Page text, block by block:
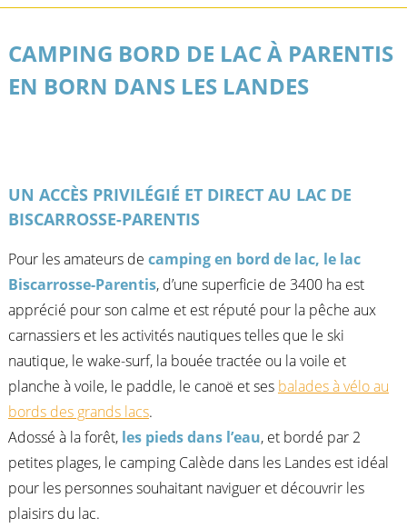
CAMPING BORD DE LAC À PARENTIS
EN BORN DANS LES LANDES
UN ACCÈS PRIVILÉGIÉ ET DIRECT AU LAC DE
BISCARROSSE-PARENTIS
Pour les amateurs de camping en bord de lac, le lac
Biscarrosse-Parentis, d’une superficie de 3400 ha est
apprécié pour son calme et est réputé pour la pêche aux
carnassiers et les activités nautiques telles que le ski
nautique, le wake-surf, la bouée tractée ou la voile et
planche à voile, le paddle, le canoë et ses balades à vélo au
bords des grands lacs.
Adossé à la forêt, les pieds dans l’eau, et bordé par 2
petites plages, le camping Calède dans les Landes est idéal
pour les personnes souhaitant naviguer et découvrir les
plaisirs du lac.